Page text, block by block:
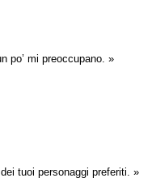
po’ mi preoccupano. »
tuoi personaggi preferiti. »